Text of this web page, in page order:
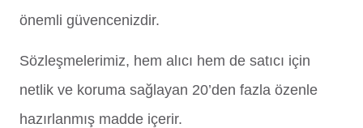
önemli güvencenizdir.
Sözleşmelerimiz, hem alıcı hem de satıcı için
netlik ve koruma sağlayan 20’den fazla özenle
hazırlanmış madde içerir.